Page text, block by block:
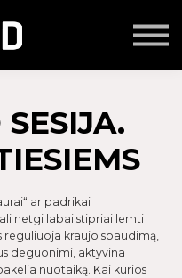
ar padrikai
netgi labai stipriai lemti
reguliuoja kraujo spaudimą,
deguonimi, aktyvina
nuotaiką. Kai kurios